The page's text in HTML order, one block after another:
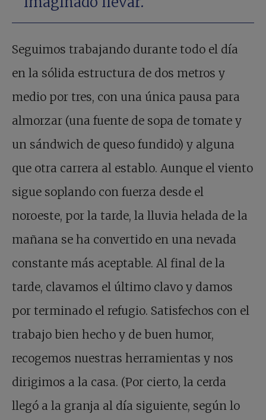
Seguimos trabajando durante todo el día
en la sólida estructura de dos metros y
medio por tres, con una única pausa para
almorzar (una fuente de sopa de tomate y
un sándwich de queso fundido) y alguna
que otra carrera al establo. Aunque el viento
sigue soplando con fuerza desde el
noroeste, por la tarde, la lluvia helada de la
mañana se ha convertido en una nevada
constante más aceptable. Al final de la
tarde, clavamos el último clavo y damos
por terminado el refugio. Satisfechos con el
trabajo bien hecho y de buen humor,
recogemos nuestras herramientas y nos
dirigimos a la casa. (Por cierto, la cerda
llegó a la granja al día siguiente, según lo